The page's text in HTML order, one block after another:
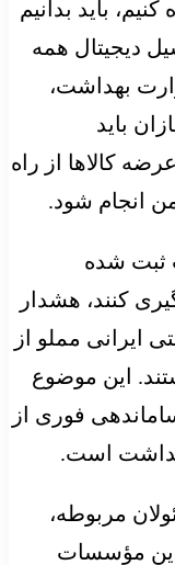
باید بدانیم
دیجیتال همه
بهداشت،
باید
کالاها از راه
انجام شود.
ثبت شده
کنند، هشدار
ایرانی مملو از
این موضوع
فوری از
است.
مربوطه،
مؤسسات